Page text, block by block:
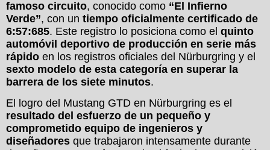
famoso circuito, conocido como “El Infierno
Verde”, con un tiempo oficialmente certificado de
6:57:685. Este registro lo posiciona como el quinto
automóvil deportivo de producción en serie más
rápido en los registros oficiales del Nürburgring y el
sexto modelo de esta categoría en superar la
barrera de los siete minutos.
El logro del Mustang GTD en Nürburgring es el
resultado del esfuerzo de un pequeño y
comprometido equipo de ingenieros y
diseñadores que trabajaron intensamente durante